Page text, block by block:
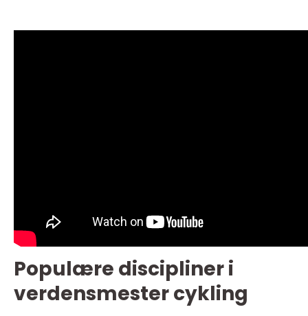
Populære discipliner i
verdensmester cykling